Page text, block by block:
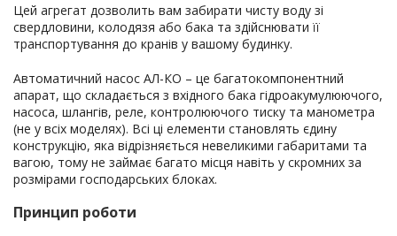
Цей агрегат дозволить вам забирати чисту воду зі
свердловини, колодязя або бака та здійснювати її
транспортування до кранів у вашому будинку.
Автоматичний насос АЛ-КО – це багатокомпонентний
апарат, що складається з вхідного бака гідроакумулюючого,
насоса, шлангів, реле, контролюючого тиску та манометра
(не у всіх моделях). Всі ці елементи становлять єдину
конструкцію, яка відрізняється невеликими габаритами та
вагою, тому не займає багато місця навіть у скромних за
розмірами господарських блоках.
Принцип роботи